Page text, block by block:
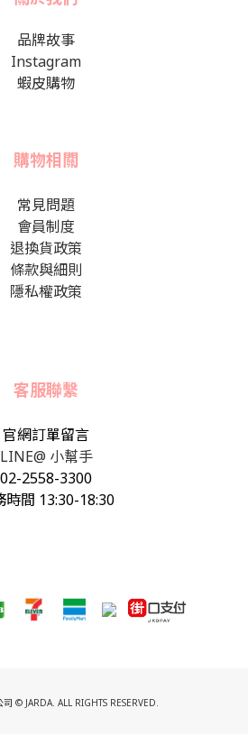
品牌故事
Instagram
蝦皮購物
購物相關
常見問題
會員制度
退換貨政策
條款與細則
隱私權政策
客服聯繫
官網訂單留言
LINE@ 小幫手
02-2558-3300
時間 13:30-18:30
© JARDA. ALL RIGHTS RESERVED.